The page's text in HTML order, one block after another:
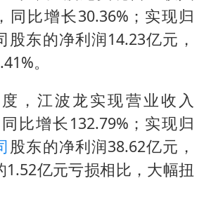
同比增长30.36%；实现归
股东的净利润14.23亿元，
。
，江波龙实现营业收入
比增长132.79%；实现归
股东的净利润38.62亿元，
1.52亿元亏损相比，大幅扭